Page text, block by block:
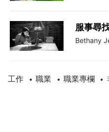
服事尋
Bethany
工作 • 職業 • 職業專欄 •